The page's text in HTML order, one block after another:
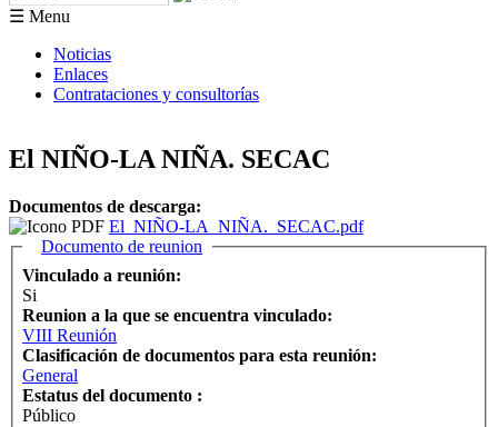
Formulario de búsqueda
☰ Menu
Noticias
Enlaces
Contrataciones y consultorías
El NIÑO-LA NIÑA. SECAC
Documentos de descarga:
El_NIÑO-LA_NIÑA._SECAC.pdf
Ocultar
Documento de reunion
Vinculado a reunión:
Si
Reunion a la que se encuentra vinculado:
VIII Reunión
Clasificación de documentos para esta reunión:
General
Estatus del documento :
Público